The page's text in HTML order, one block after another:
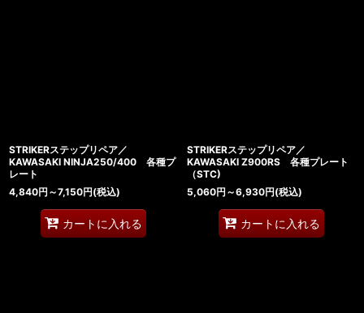
STRIKERステップリペア／
KAWASAKI NINJA250/400 各種プ
レート
4,840円 ～7,150円(税込)
カートに入れる
STRIKERステップリペア／
KAWASAKI Z900RS 各種プレート
（STC)
5,060円 ～6,930円(税込)
カートに入れる